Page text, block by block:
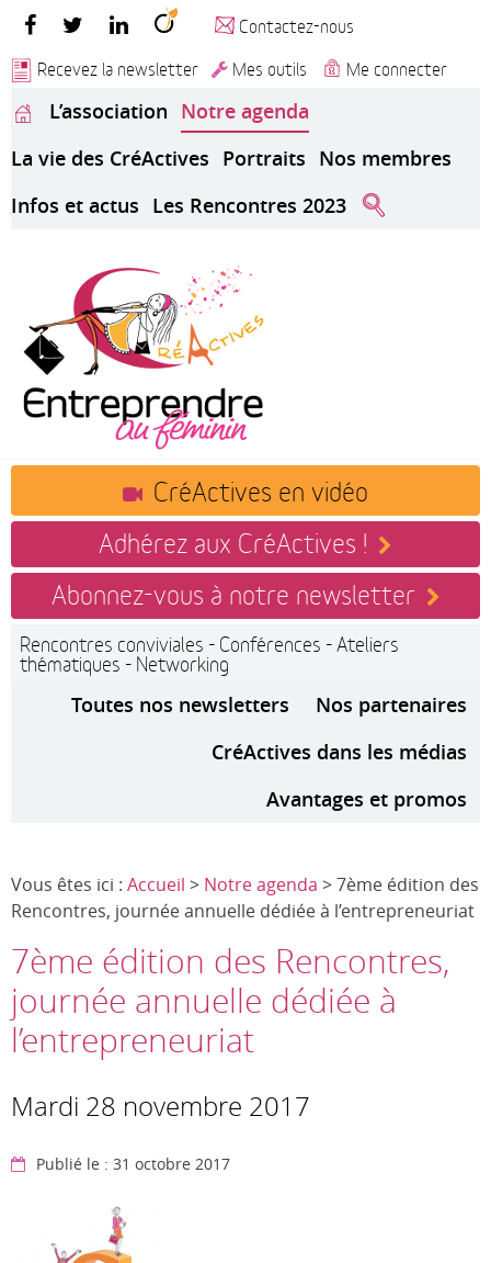
Contactez-nous
Recevez la newsletter
Mes outils Me connecter
L’association Notre agenda
La vie des CréActives Portraits Nos membres
Infos et actus Les Rencontres 2023
CréActives en vidéo
Adhérez aux CréActives !
Abonnez-vous à notre newsletter
Rencontres conviviales - Conférences - Ateliers
thématiques - Networking
Toutes nos newsletters
Nos partenaires
CréActives dans les médias
Avantages et promos
Vous êtes ici : Accueil > Notre agenda > 7ème édition des
Rencontres, journée annuelle dédiée à l’entrepreneuriat
7ème édition des Rencontres,
journée annuelle dédiée à
l’entrepreneuriat
Mardi 28 novembre 2017
Publié le : 31 octobre 2017